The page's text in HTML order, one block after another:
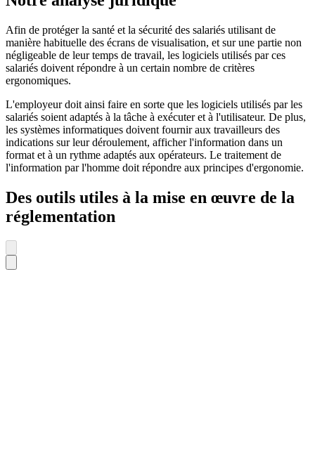
Afin de protéger la santé et la sécurité des salariés utilisant de
manière habituelle des écrans de visualisation, et sur une partie non
négligeable de leur temps de travail, les logiciels utilisés par ces
salariés doivent répondre à un certain nombre de critères
ergonomiques.
L'employeur doit ainsi faire en sorte que les logiciels utilisés par les
salariés soient adaptés à la tâche à exécuter et à l'utilisateur. De plus,
les systèmes informatiques doivent fournir aux travailleurs des
indications sur leur déroulement, afficher l'information dans un
format et à un rythme adaptés aux opérateurs. Le traitement de
l'information par l'homme doit répondre aux principes d'ergonomie.
Des outils utiles à la mise en œuvre de la
réglementation